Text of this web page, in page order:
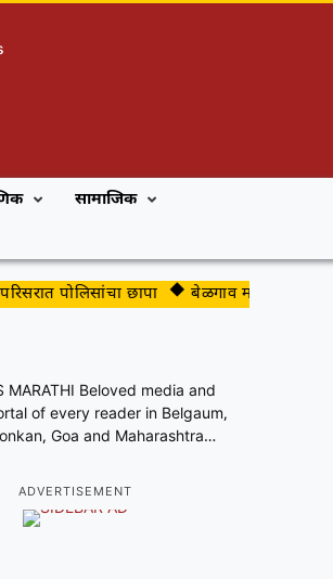
सामाजिक
पोलिसांचा छापा बेळगाव महापालिकेच्या
MARATHI Beloved media and
of every reader in Belgaum,
Goa and Maharashtra…
ADVERTISEMENT